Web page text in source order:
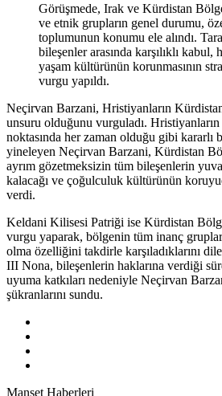
Görüşmede, Irak ve Kürdistan
ve etnik grupların genel durumu,
toplumunun konumu ele alındı.
bileşenler arasında karşılıklı
yaşam kültürünün korunmasının
vurgu yapıldı.
Neçirvan Barzani, Hristiyanların
unsuru olduğunu vurguladı. Hristiyanların
noktasında her zaman olduğu gibi kararlı
yineleyen Neçirvan Barzani, Kürdistan
ayrım gözetmeksizin tüm bileşenlerin
kalacağı ve çoğulculuk kültürünün
verdi.
Keldani Kilisesi Patriği ise Kürdistan
vurgu yaparak, bölgenin tüm inanç
olma özelliğini takdirle karşıladıklarını
III Nona, bileşenlerin haklarına verdiği
uyuma katkıları nedeniyle Neçirvan
şükranlarını sundu.
Manşet Haberleri